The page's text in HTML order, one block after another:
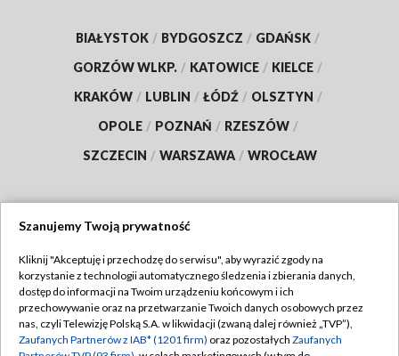
BIAŁYSTOK / BYDGOSZCZ / GDAŃSK /
GORZÓW WLKP. / KATOWICE / KIELCE /
KRAKÓW / LUBLIN / ŁÓDŹ / OLSZTYN /
OPOLE / POZNAŃ / RZESZÓW /
SZCZECIN / WARSZAWA / WROCŁAW
TVP
Abonament TVP
Emisja w TVP
Regulamin TVP
Polityka prywatności
Szanujemy Twoją prywatność
Kliknij "Akceptuję i przechodzę do serwisu", aby wyrazić zgody na
korzystanie z technologii automatycznego śledzenia i zbierania danych,
dostęp do informacji na Twoim urządzeniu końcowym i ich
przechowywanie oraz na przetwarzanie Twoich danych osobowych przez
nas, czyli Telewizję Polską S.A. w likwidacji (zwaną dalej również „TVP”),
Zaufanych Partnerów z IAB* (1201 firm) oraz pozostałych Zaufanych